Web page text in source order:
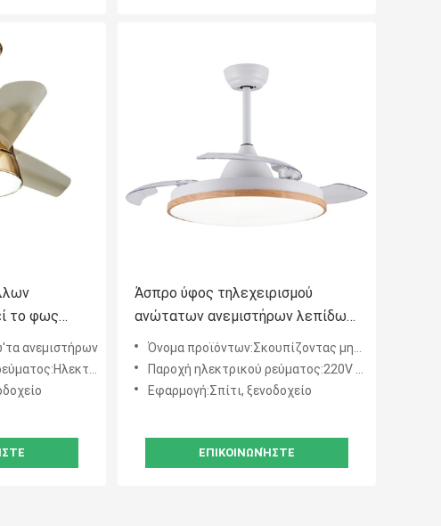
το φως
με την
ανεμιστήρων
δύναμη
Άσπρο ύφος τηλεχειρισμού
ανώτατων ανεμιστήρων λεπίδων
36inch αόρατο σύγχρονο
Όνομα προϊόντων:Σκουπίζοντας μηχανή
Παροχή ηλεκτρικού ρεύματος:220V 50Hz
Εφαρμογή:Σπίτι, ξενοδοχείο
ΕΠΙΚΟΙΝΩΝΉΣΤΕ